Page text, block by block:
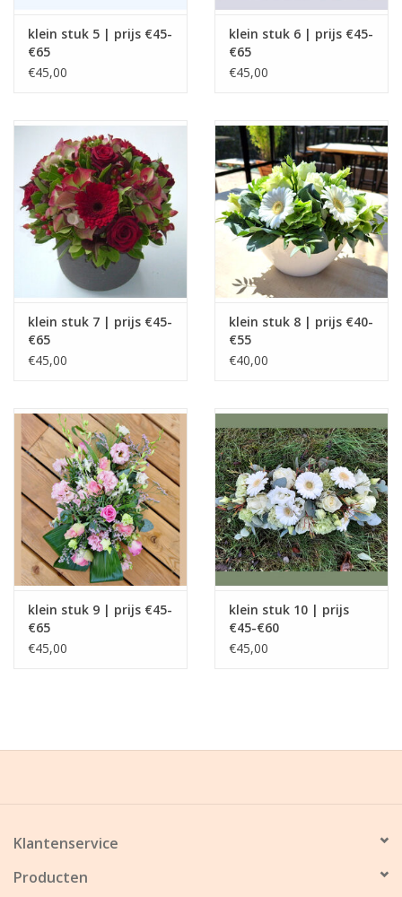
klein stuk 5 | prijs €45-
€65
€45,00
klein stuk 6 | prijs €45-
€65
€45,00
klein stuk 7 | prijs €45-
€65
€45,00
klein stuk 8 | prijs €40-
€55
€40,00
klein stuk 9 | prijs €45-
€65
€45,00
klein stuk 10 | prijs
€45-€60
€45,00
Klantenservice
Producten